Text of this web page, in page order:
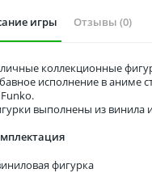
игры Отзывы (0)
коллекционные
исполнение в аниме
выполнены из винила
фигурка